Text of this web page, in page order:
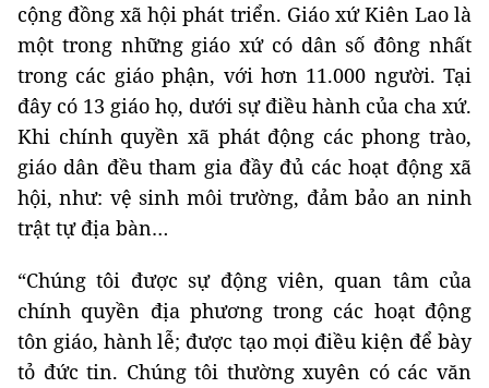
cộng đồng xã hội phát triển. Giáo xứ Kiên Lao là
một trong những giáo xứ có dân số đông nhất
trong các giáo phận, với hơn 11.000 người. Tại
đây có 13 giáo họ, dưới sự điều hành của cha xứ.
Khi chính quyền xã phát động các phong trào,
giáo dân đều tham gia đầy đủ các hoạt động xã
hội, như: vệ sinh môi trường, đảm bảo an ninh
trật tự địa bàn…
“Chúng tôi được sự động viên, quan tâm của
chính quyền địa phương trong các hoạt động
tôn giáo, hành lễ; được tạo mọi điều kiện để bày
tỏ đức tin. Chúng tôi thường xuyên có các văn